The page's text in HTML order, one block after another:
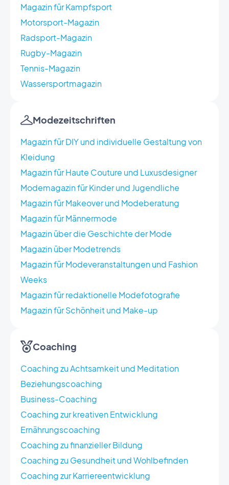
Magazin für Kampfsport
Motorsport-Magazin
Radsport-Magazin
Rugby-Magazin
Tennis-Magazin
Wassersportmagazin
Modezeitschriften
Magazin für DIY und individuelle Gestaltung von
Kleidung
Magazin für Haute Couture und Luxusdesigner
Modemagazin für Kinder und Jugendliche
Magazin für Makeover und Modeberatung
Magazin für Männermode
Magazin über die Geschichte der Mode
Magazin über Modetrends
Magazin für Modeveranstaltungen und Fashion
Weeks
Magazin für redaktionelle Modefotografie
Magazin für Schönheit und Make-up
Coaching
Coaching zu Achtsamkeit und Meditation
Beziehungscoaching
Business-Coaching
Coaching zur kreativen Entwicklung
Ernährungscoaching
Coaching zu finanzieller Bildung
Coaching zu Gesundheit und Wohlbefinden
Coaching zur Karriereentwicklung